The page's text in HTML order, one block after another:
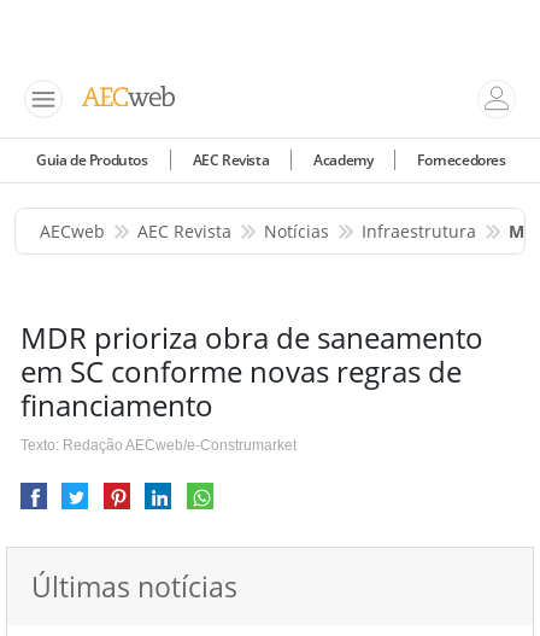
Guia de Produtos AEC Revista Academy Fornecedores
AECweb AEC Revista Notícias Infraestrutura
MDR prioriza obra de saneamento
em SC conforme novas regras de
financiamento
Texto: Redação AECweb/e-Construmarket
Últimas notícias